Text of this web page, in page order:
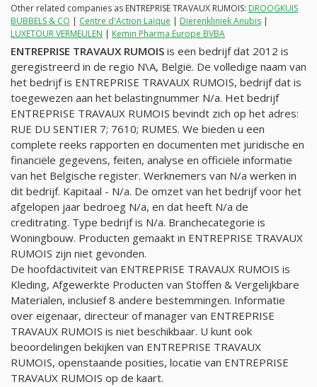
Other related companies as ENTREPRISE TRAVAUX RUMOIS: DROOGKUIS
BUBBELS & CO | Centre d'Action Laïque | Dierenkliniek Anubis |
LUXETOUR VERMEULEN | Kemin Pharma Europe BVBA
ENTREPRISE TRAVAUX RUMOIS is een bedrijf dat 2012 is
geregistreerd in de regio N\A, België. De volledige naam van
het bedrijf is ENTREPRISE TRAVAUX RUMOIS, bedrijf dat is
toegewezen aan het belastingnummer N/a. Het bedrijf
ENTREPRISE TRAVAUX RUMOIS bevindt zich op het adres:
RUE DU SENTIER 7; 7610; RUMES. We bieden u een
complete reeks rapporten en documenten met juridische en
financiële gegevens, feiten, analyse en officiële informatie
van het Belgische register. Werknemers van N/a werken in
dit bedrijf. Kapitaal - N/a. De omzet van het bedrijf voor het
afgelopen jaar bedroeg N/a, en dat heeft N/a de
creditrating. Type bedrijf is N/a. Branchecategorie is
Woningbouw. Producten gemaakt in ENTREPRISE TRAVAUX
RUMOIS zijn niet gevonden.
De hoofdactiviteit van ENTREPRISE TRAVAUX RUMOIS is
Kleding, Afgewerkte Producten van Stoffen & Vergelijkbare
Materialen, inclusief 8 andere bestemmingen. Informatie
over eigenaar, directeur of manager van ENTREPRISE
TRAVAUX RUMOIS is niet beschikbaar. U kunt ook
beoordelingen bekijken van ENTREPRISE TRAVAUX
RUMOIS, openstaande posities, locatie van ENTREPRISE
TRAVAUX RUMOIS op de kaart.